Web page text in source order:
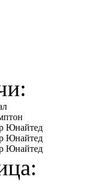
Юнайтед
Юнайтед
Юнайтед